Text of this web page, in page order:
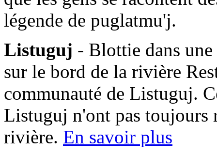
légende de puglatmu'j.
Listuguj - Blottie dans une
sur le bord de la rivière
communauté de Listuguj.
Listuguj n'ont pas toujours
rivière. En savoir plus